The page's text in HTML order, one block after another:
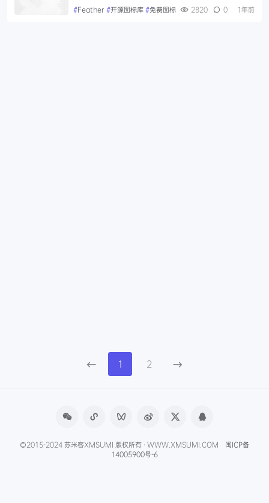
#Feather #开源图标库 #免费图标 2820 0 1年前
1 2
©2015-2024 苏米客XMSUMI 版权所有 · WWW.XMSUMI.COM 闽ICP备
14005900号-6